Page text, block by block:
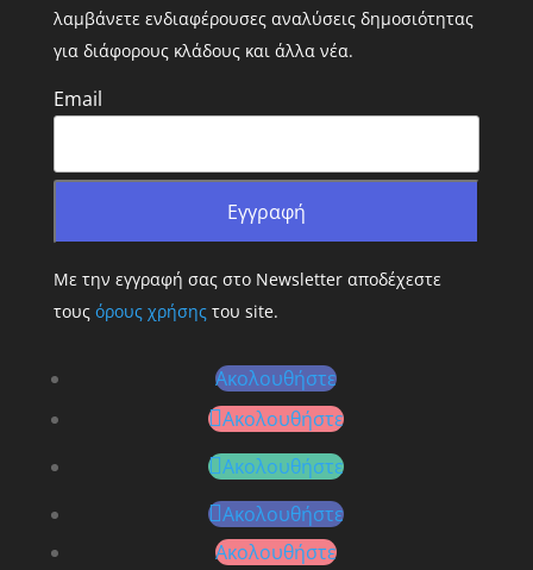
λαμβάνετε ενδιαφέρουσες αναλύσεις δημοσιότητας
για διάφορους κλάδους και άλλα νέα.
Email
Με την εγγραφή σας στο Newsletter αποδέχεστε
τους όρους χρήσηςτου site.
Ακολουθήστε
Ακολουθήστε
Ακολουθήστε
Ακολουθήστε
Ακολουθήστε